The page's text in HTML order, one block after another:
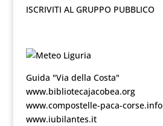
ISCRIVITI AL GRUPPO PUBBLICO
Guida "Via della Costa"
www.bibliotecajacobea.org
www.compostelle-paca-corse.info
www.iubilantes.it